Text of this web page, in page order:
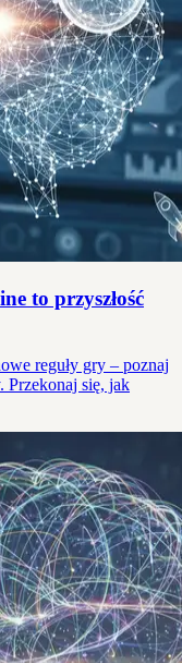
to przyszłość
reguły gry – poznaj
Przekonaj się, jak